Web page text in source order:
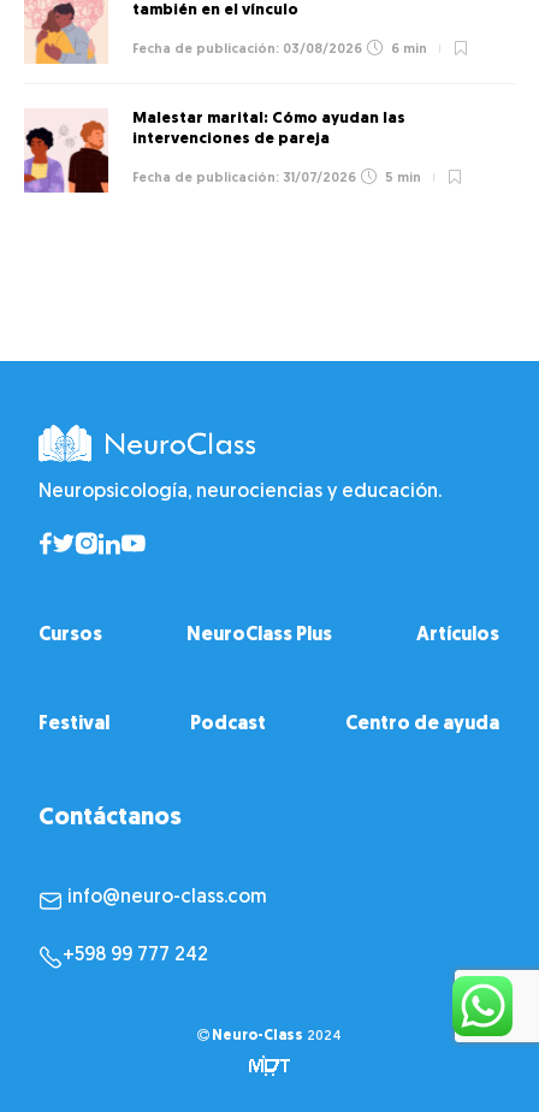
también en el vínculo
03/08/2026 6 min
Malestar marital: Cómo ayudan las
intervenciones de pareja
31/07/2026 5 min
Neuropsicología, neurociencias y educación.
Cursos NeuroClass Plus Artículos
Festival Podcast Centro de ayuda
Contáctanos
info@neuro-class.com
+598 99 777 242
Neuro-Class 2024